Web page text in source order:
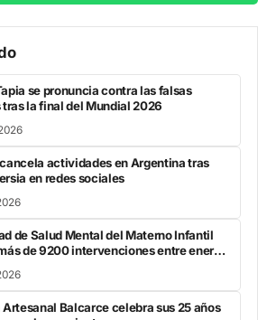
se pronuncia contra las falsas
la final del Mundial 2026
actividades en Argentina tras
en redes sociales
de Salud Mental del Materno Infantil
de 9200 intervenciones entre enero
Artesanal Balcarce celebra sus 25 años